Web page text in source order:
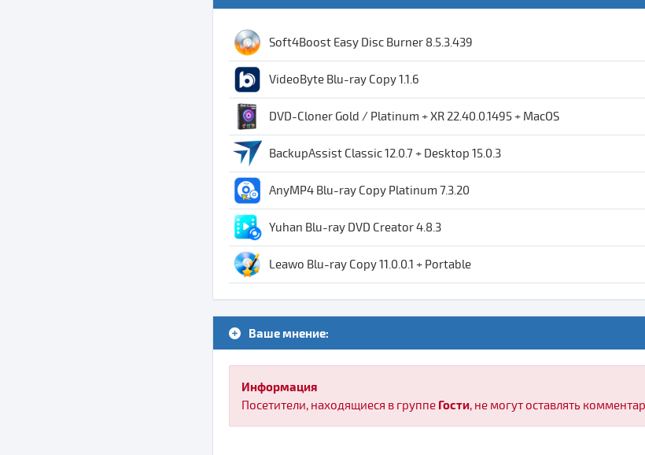
Soft4Boost Easy Disc Burner 8.5.3.439
VideoByte Blu-ray Copy 1.1.6
DVD-Cloner Gold / Platinum + XR 22.40.0.1495 + MacOS
BackupAssist Classic 12.0.7 + Desktop 15.0.3
AnyMP4 Blu-ray Copy Platinum 7.3.20
Yuhan Blu-ray DVD Creator 4.8.3
Leawo Blu-ray Copy 11.0.0.1 + Portable
Ваше мнение:
Информация
Посетители, находящиеся в группе Гости, не могут оставлять